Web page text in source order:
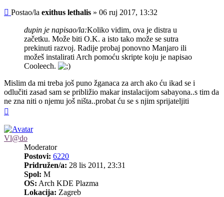
Post
Postao/la exithus lethalis » 06 ruj 2017, 13:32
dupin je napisao/la:Koliko vidim, ova je distra u
začetku. Može biti O.K. a isto tako može se sutra
prekinuti razvoj. Radije probaj ponovno Manjaro ili
možeš instalirati Arch pomoću skripte koju je napisao
Cooleech.
Mislim da mi treba još puno žganaca za arch ako ću ikad se i
odlučiti zasad sam se približio makar instalacijom sabayona..s tim da
ne zna niti o njemu još ništa..probat ću se s njim sprijateljiti
Vl@do
Moderator
Postovi: 6220
Pridružen/a: 28 lis 2011, 23:31
Spol: M
OS: Arch KDE Plazma
Lokacija: Zagreb